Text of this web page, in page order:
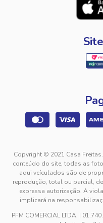
Copyright © 2021 Casa
conteúdo do site, todas as
aqui veículados são de
reprodução, total ou parcial,
expressa autorização. A
implicará na
PFM COMERCIAL LTDA. |